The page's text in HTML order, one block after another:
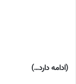
(ادامه دارد…)